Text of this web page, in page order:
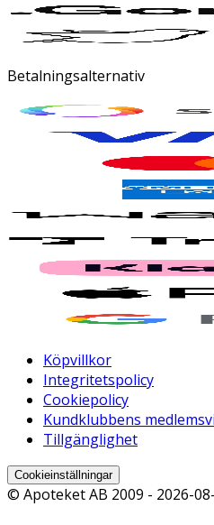
Betalningsalternativ
Köpvillkor
Integritetspolicy
Cookiepolicy
Kundklubbens
Tillgänglighet
Cookieinställningar
© Apoteket AB 2009 - 2026-